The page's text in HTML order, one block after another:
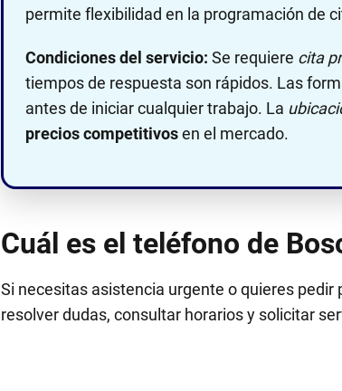
permite flexibilidad en la programación de
Condiciones del servicio: Se requiere cita
tiempos de respuesta son rápidos. Las
antes de iniciar cualquier trabajo. La
precios competitivosen el mercado.
Cuál es el teléfono de
Si necesitas asistencia urgente o quieres
resolver dudas, consultar horarios y solicitar